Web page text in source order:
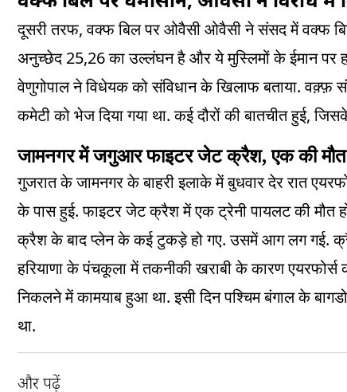
दूसरी तरफ,वक्फ बिल पर ओवैसी ओवैसी ने संसद में वक्फ
अनुच्छेद 25,26का उल्लंघन है और ये मुस्लिमों के ईमान पर
वेणुगोपाल ने विधेयक को संविधान के खिलाफ बताया.वक़्फ़
कमेटी को भेज दिया गया था.कई दौरों की बातचीत हुई,
जामनगर में जगुआर फाइटर जेट क्रैश, एक की मौत
गुजरात के जामनगर के बाहरी इलाके में बुधवार देर रात
के पास हुई.फाइटर जेट क्रैश में एक ट्रेनी पायलट की मौत
क्रैश के बाद प्लेन के कई टुकड़े हो गए.उसमें आग लग गई.
हरियाणा के पंचकूला में तकनीकी खराबी के कारण
निकलने में कामयाब हुआ था.इसी दिन पश्चिम बंगाल के
था.
और पढ़ें